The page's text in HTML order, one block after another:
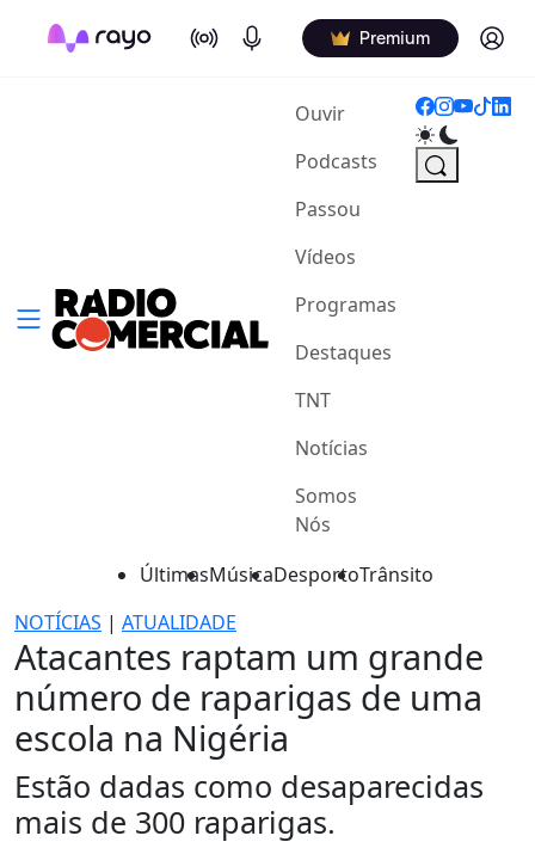
On Air Podcasts Premium Log in
Ouvir(current)
Podcasts
Passou
Vídeos
Programas
Destaques
TNT
Notícias
Somos
Nós
ÚltimasMúsicaDesportoTrânsito
NOTÍCIAS | ATUALIDADE
Atacantes raptam um grande
número de raparigas de uma
escola na Nigéria
Estão dadas como desaparecidas
mais de 300 raparigas.